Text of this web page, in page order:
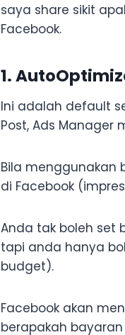
saya share sikit
Facebook.
1.
Ini adalah default
Post, Ads Manager
Bila menggunakan
di Facebook
Anda tak boleh set
tapi anda hanya
budget).
Facebook akan
berapakah